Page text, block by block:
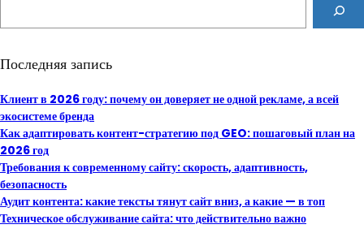
a
c
Последняя запись
Клиент в 2026 году: почему он доверяет не одной рекламе, а всей
экосистеме бренда
Как адаптировать контент-стратегию под GEO: пошаговый план на
2026 год
Требования к современному сайту: скорость, адаптивность,
безопасность
Аудит контента: какие тексты тянут сайт вниз, а какие — в топ
Техническое обслуживание сайта: что действительно важно